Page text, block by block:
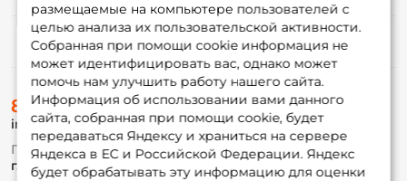
размещаемые на компьютере пользователей с
целью анализа их пользовательской активности.
Собранная при помощи cookie информация не
может идентифицировать вас, однако может
помочь нам улучшить работу нашего сайта.
Информация об использовании вами данного
сайта, собранная при помощи cookie, будет
передаваться Яндексу и храниться на сервере
Яндекса в ЕС и Российской Федерации. Яндекс
будет обрабатывать эту информацию для оценки
Информация
О магазине
Доставка
Оплата
Fox-bonus
Гуру
8 (495) 532-77-88
info@foxfishing.ru
По вопросам с заказом
г. Москва, ул. Плеханова д.7